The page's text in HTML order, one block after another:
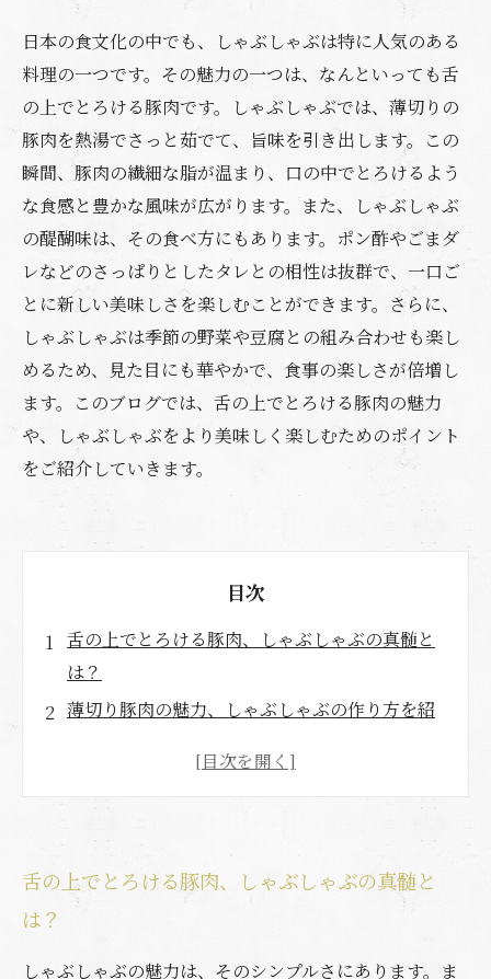
日本の食文化の中でも、しゃぶしゃぶは特に人気のある
料理の一つです。その魅力の一つは、なんといっても舌
の上でとろける豚肉です。しゃぶしゃぶでは、薄切りの
豚肉を熱湯でさっと茹でて、旨味を引き出します。この
瞬間、豚肉の繊細な脂が温まり、口の中でとろけるよう
な食感と豊かな風味が広がります。また、しゃぶしゃぶ
の醍醐味は、その食べ方にもあります。ポン酢やごまダ
レなどのさっぱりとしたタレとの相性は抜群で、一口ご
とに新しい美味しさを楽しむことができます。さらに、
しゃぶしゃぶは季節の野菜や豆腐との組み合わせも楽し
めるため、見た目にも華やかで、食事の楽しさが倍増し
ます。このブログでは、舌の上でとろける豚肉の魅力
や、しゃぶしゃぶをより美味しく楽しむためのポイント
をご紹介していきます。
目次
舌の上でとろける豚肉、しゃぶしゃぶの真髄と
は？
薄切り豚肉の魅力、しゃぶしゃぶの作り方を紹
験を
ポン酢とごまダレ、魔法のようなタレとの相性
とは？
舌の上でとろける豚肉、しゃぶしゃぶの真髄と
は？
しゃぶしゃぶの魅力は、そのシンプルさにあります。ま